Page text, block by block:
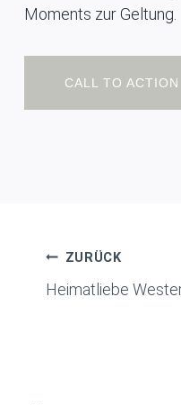
Moments zur Geltung.
CALL TO ACTION
ZURÜCK
Heimatliebe